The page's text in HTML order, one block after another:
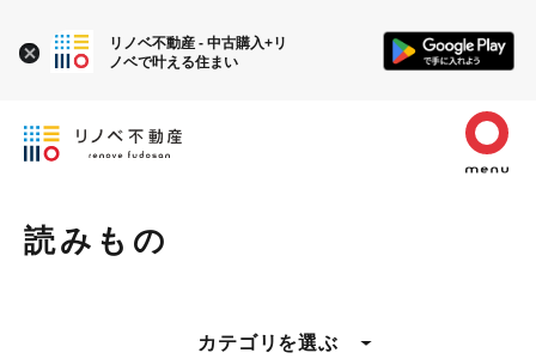
読みもの
カテゴリを選ぶ
リノベ不動産 - 中古購入+リ
ノベで叶える住まい